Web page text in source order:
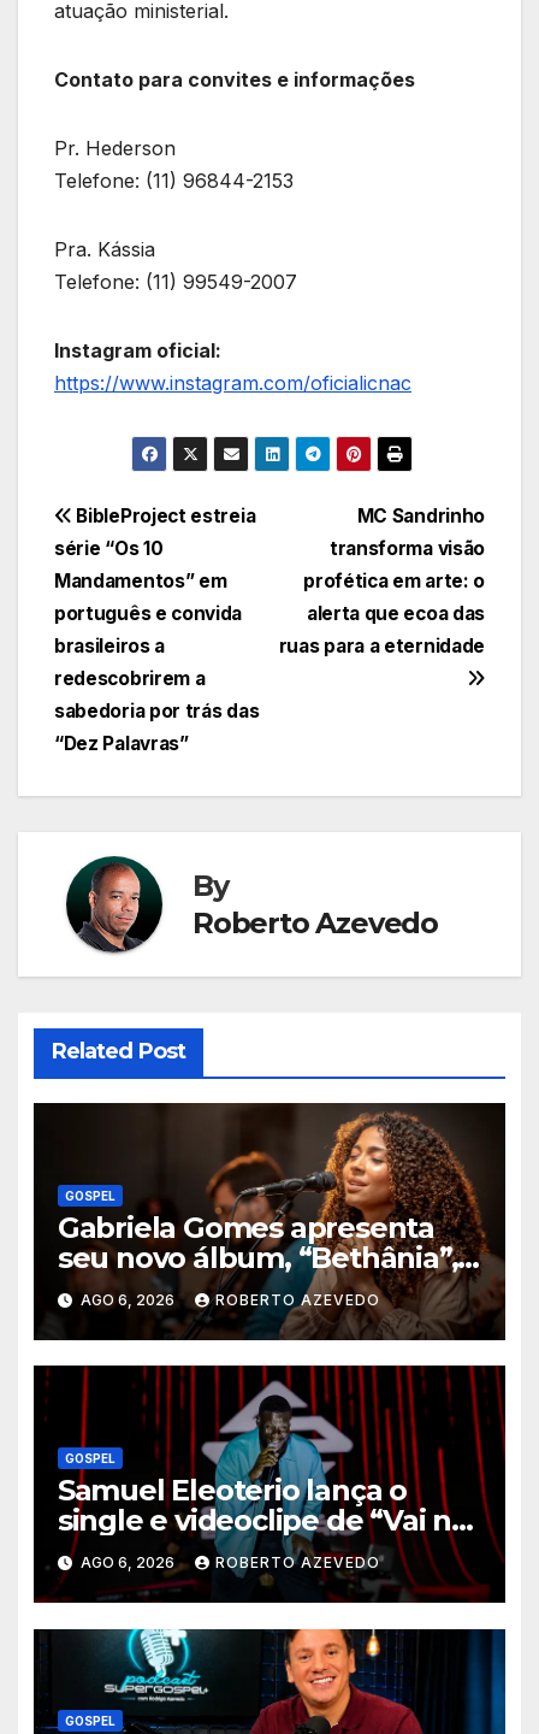
atuação ministerial.
Contato para convites e informações
Pr. Hederson
Telefone: (11) 96844-2153
Pra. Kássia
Telefone: (11) 99549-2007
Instagram oficial:
https://www.instagram.com/oficialicnac
Navegação
de
Post
MC Sandrinho
transforma visão
profética em arte: o
alerta que ecoa das
ruas para a eternidade
BibleProject estreia
série “Os 10
Mandamentos” em
português e convida
brasileiros a
redescobrirem a
sabedoria por trás das
“Dez Palavras”
By
Roberto Azevedo
Related Post
GOSPEL
Gabriela Gomes apresenta
seu novo álbum, “Bethânia”,
e o clipe de “Manso e
Humilde”, com a participação
de Jessé Perão
AGO 6, 2026 ROBERTO AZEVEDO
GOSPEL
Samuel Eleoterio lança o
single e videoclipe de “Vai na
Marcha”
AGO 6, 2026 ROBERTO AZEVEDO
GOSPEL